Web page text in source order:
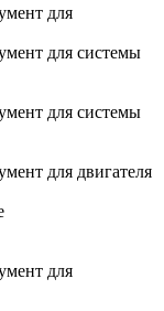
для
для системы
для системы
для двигателя
для